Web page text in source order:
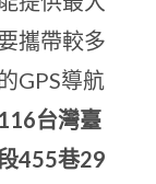
攜帶較多
GPS導航
116台灣臺
455巷29